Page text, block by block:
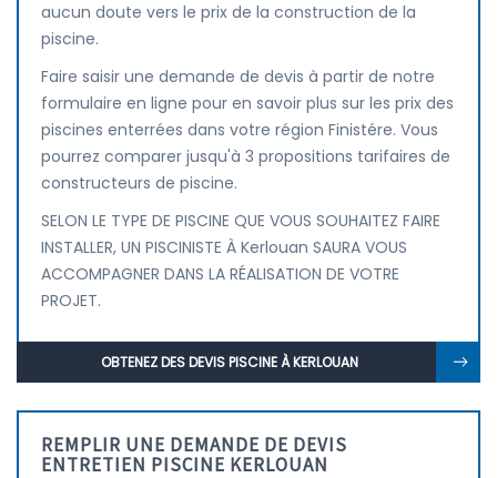
aucun doute vers le prix de la construction de la
piscine.
Faire saisir une demande de devis à partir de notre
formulaire en ligne pour en savoir plus sur les prix des
piscines enterrées dans votre région Finistére. Vous
pourrez comparer jusqu'à 3 propositions tarifaires de
constructeurs de piscine.
SELON LE TYPE DE PISCINE QUE VOUS SOUHAITEZ FAIRE
INSTALLER, UN PISCINISTE À Kerlouan SAURA VOUS
ACCOMPAGNER DANS LA RÉALISATION DE VOTRE
PROJET.
OBTENEZ DES DEVIS PISCINE À KERLOUAN
REMPLIR UNE DEMANDE DE DEVIS
ENTRETIEN PISCINE KERLOUAN